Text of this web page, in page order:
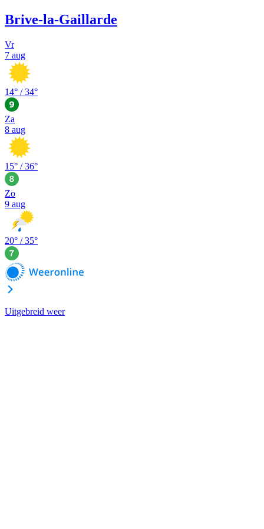
Brive-la-Gaillarde
Vr
7 aug
14° /34°
Za
8 aug
15° /36°
Zo
9 aug
20° /35°
Uitgebreid weer